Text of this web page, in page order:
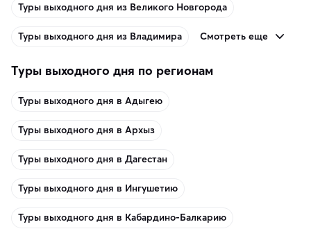
Туры выходного дня из Великого Новгорода
Туры выходного дня из Владимира Смотреть еще
Туры выходного дня по регионам
Туры выходного дня в Адыгею
Туры выходного дня в Архыз
Туры выходного дня в Дагестан
Туры выходного дня в Ингушетию
Туры выходного дня в Кабардино-Балкарию